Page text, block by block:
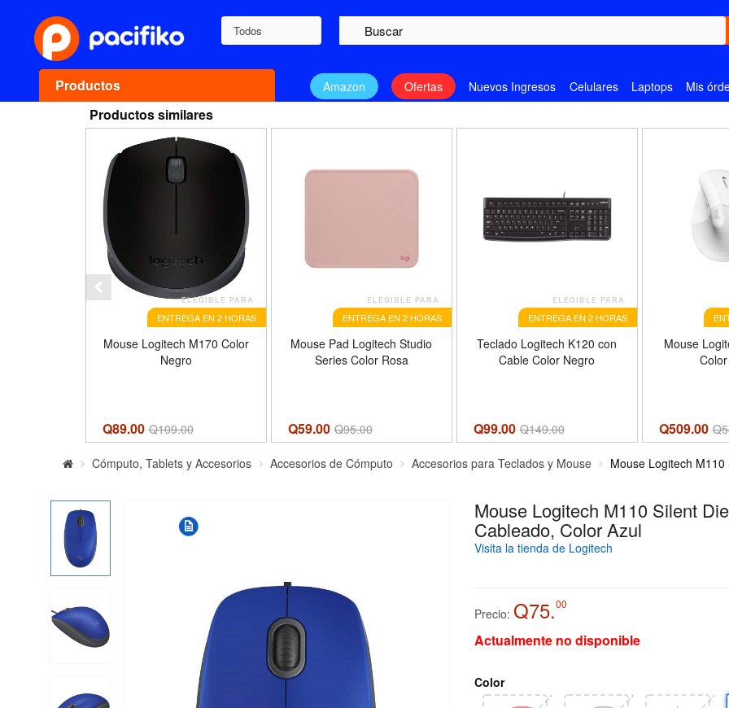
Todos
Productos Amazon Ofertas Nuevos Ingresos Celulares Laptops Mis
Productos similares
ELEGIBLE PARA
ENTREGA EN 2 HORAS
Mouse Logitech M170 Color
Negro
Q89.00 Q109.00
ELEGIBLE PARA
ENTREGA EN 2 HORAS
Mouse Pad Logitech Studio
Series Color Rosa
Q59.00 Q95.00
ELEGIBLE PARA
ENTREGA EN 2 HORAS
Teclado Logitech K120 con
Cable Color Negro
Q99.00 Q149.00
Mouse
Q509.00 Q
Cómputo, Tablets y Accesorios Accesorios de Cómputo Accesorios para Teclados y Mouse Mouse Logitech
Mouse Logitech M110 Silent
Cableado, Color Azul
Visita la tienda de Logitech
Precio: Q75.00
Actualmente no disponible
Color